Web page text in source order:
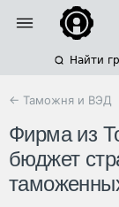
Найти
← Таможня и ВЭД
Фирма из
бюджет